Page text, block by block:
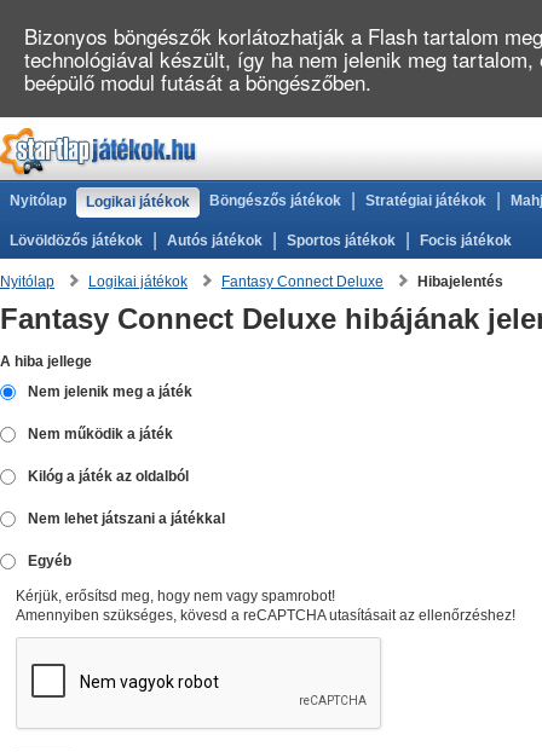
Nyitólap Logikai játékok Böngészős játékok Stratégiai játékok
Lövöldözős játékok Autós játékok Sportos játékok Focis játékok
Nyitólap Logikai játékok Fantasy Connect Deluxe Hibajelentés
Fantasy Connect Deluxe hibájának
A hiba jellege
Nem jelenik meg a játék
Nem működik a játék
Kilóg a játék az oldalból
Nem lehet játszani a játékkal
Egyéb
Kérjük, erősítsd meg, hogy nem vagy spamrobot!
Amennyiben szükséges, kövesd a reCAPTCHA utasításait az ellenőrzéshez!
Bizonyos böngészők korlátozhatják a Flash tartalom
technológiával készült, így ha nem jelenik meg
beépülő modul futását a böngészőben.